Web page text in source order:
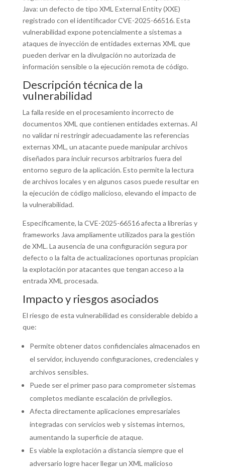
Java: un defecto de tipo XML External Entity (XXE)
registrado con el identificador CVE-2025-66516. Esta
vulnerabilidad expone potencialmente a sistemas a
ataques de inyección de entidades externas XML que
pueden derivar en la divulgación no autorizada de
información sensible o la ejecución remota de código.
Descripción técnica de la
vulnerabilidad
La falla reside en el procesamiento incorrecto de
documentos XML que contienen entidades externas. Al
no validar ni restringir adecuadamente las referencias
externas XML, un atacante puede manipular archivos
diseñados para incluir recursos arbitrarios fuera del
entorno seguro de la aplicación. Esto permite la lectura
de archivos locales y en algunos casos puede resultar en
la ejecución de código malicioso, elevando el impacto de
la vulnerabilidad.
Específicamente, la CVE-2025-66516 afecta a librerías y
frameworks Java ampliamente utilizados para la gestión
de XML. La ausencia de una configuración segura por
defecto o la falta de actualizaciones oportunas propician
la explotación por atacantes que tengan acceso a la
entrada XML procesada.
Impacto y riesgos asociados
El riesgo de esta vulnerabilidad es considerable debido a
que:
Permite obtener datos confidenciales almacenados en
el servidor, incluyendo configuraciones, credenciales y
archivos sensibles.
Puede ser el primer paso para comprometer sistemas
completos mediante escalación de privilegios.
Afecta directamente aplicaciones empresariales
integradas con servicios web y sistemas internos,
aumentando la superficie de ataque.
Es viable la explotación a distancia siempre que el
adversario logre hacer llegar un XML malicioso